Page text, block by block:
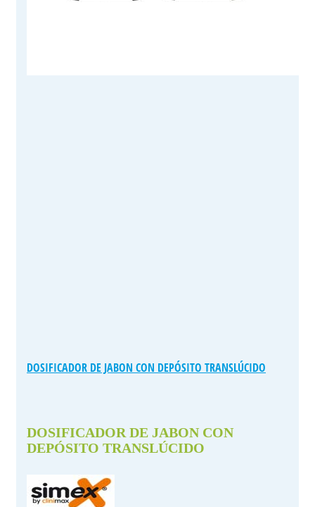
DOSIFICADOR DE JABON CON DEPÓSITO TRANSLÚCIDO
DOSIFICADOR DE JABON CON
DEPÓSITO TRANSLÚCIDO